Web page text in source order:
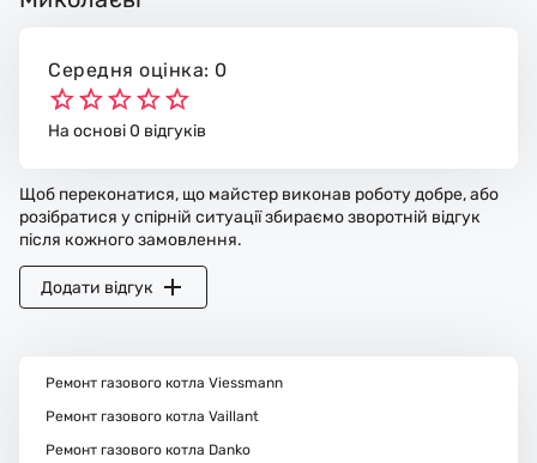
Середня оцінка: 0
На основі 0 відгуків
Щоб переконатися, що майстер виконав роботу добре, або
розібратися у спірній ситуації збираємо зворотній відгук
після кожного замовлення.
Додати відгук
Ремонт газового котла Viessmann
Ремонт газового котла Vaillant
Ремонт газового котла Danko